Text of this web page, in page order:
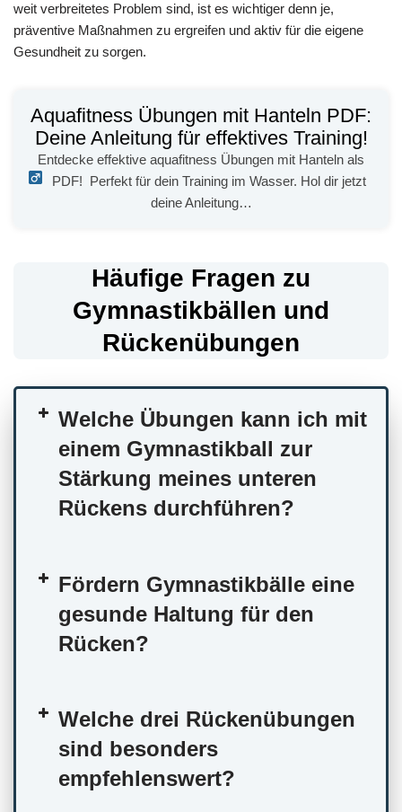
weit verbreitetes Problem sind, ist es wichtiger denn je,
präventive Maßnahmen zu ergreifen und aktiv für die eigene
Gesundheit zu sorgen.
Aquafitness Übungen mit Hanteln PDF:
Deine Anleitung für effektives Training!
Entdecke effektive aquafitness Übungen mit Hanteln als
PDF!
Perfekt für dein Training im Wasser. Hol dir jetzt
deine Anleitung…
Häufige Fragen zu
Gymnastikbällen und
Rückenübungen
Welche Übungen kann ich mit
einem Gymnastikball zur
Stärkung meines unteren
Rückens durchführen?
Fördern Gymnastikbälle eine
gesunde Haltung für den
Rücken?
Welche drei Rückenübungen
sind besonders
empfehlenswert?